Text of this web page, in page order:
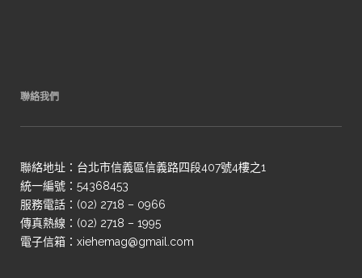
聯絡我們
聯絡地址：台北市信義區信義路四段407號4樓之1
統一編號：54368453
服務電話：(02) 2718 – 0966
傳真熱線：(02) 2718 – 1995
電子信箱：xiehemag@gmail.com